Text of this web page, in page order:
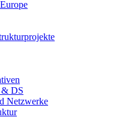
DS
Netzwerke